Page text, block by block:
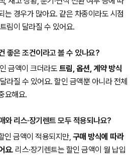
는 경우가 많아요. 같은 차종이라도 시점
림이 달라질 수 있어요.
좋은 조건이라고 볼 수 있나요?
금액이 크더라도 트림, 옵션, 계약 방식
라질 수 있어요. 할인 금액뿐 아니라 전체
요해요.
와 리스·장기렌트 모두 적용되나요?
인 금액이 적용되지만, 구매 방식에 따라
요. 리스·장기렌트는 할인 금액이 월 납입